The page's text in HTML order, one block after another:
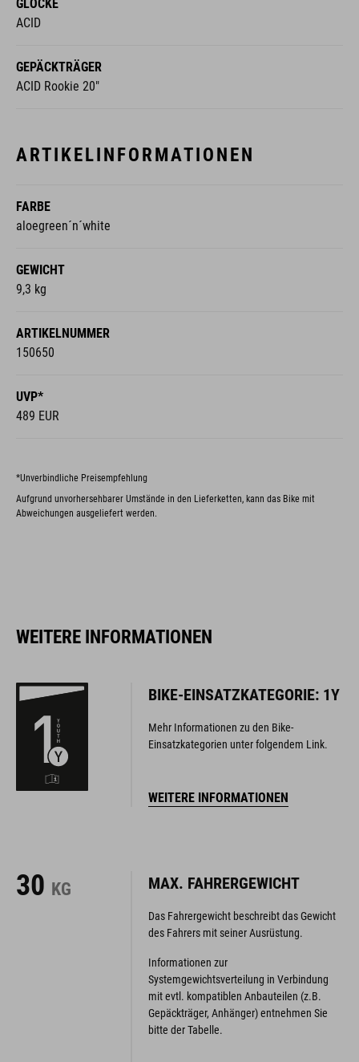
GLOCKE
ACID
GEPÄCKTRÄGER
ACID Rookie 20"
ARTIKELINFORMATIONEN
FARBE
aloegreen´n´white
GEWICHT
9,3 kg
ARTIKELNUMMER
150650
UVP*
489 EUR
*Unverbindliche Preisempfehlung
Aufgrund unvorhersehbarer Umstände in den Lieferketten, kann das Bike mit
Abweichungen ausgeliefert werden.
WEITERE INFORMATIONEN
BIKE-EINSATZKATEGORIE: 1Y
Mehr Informationen zu den Bike-
Einsatzkategorien unter folgendem Link.
WEITERE INFORMATIONEN
30 KG MAX. FAHRERGEWICHT
Das Fahrergewicht beschreibt das Gewicht
des Fahrers mit seiner Ausrüstung.
Informationen zur
Systemgewichtsverteilung in Verbindung
mit evtl. kompatiblen Anbauteilen (z.B.
Gepäckträger, Anhänger) entnehmen Sie
bitte der Tabelle.